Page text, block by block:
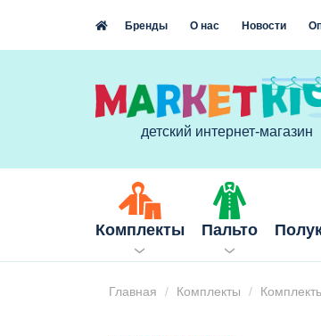
Бренды О нас Новости
детский интернет-магазин
Комплекты Пальто
Главная Комплекты